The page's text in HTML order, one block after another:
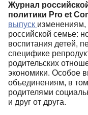
Журнал
политики Pro et
выпуск
российской семье:
воспитания детей,
специфике
родительских
экономики. Особое
объединениям, в
родителями
и друг от друга.